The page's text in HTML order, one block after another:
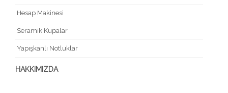
Hesap Makinesi
Seramik Kupalar
Yapışkanlı Notluklar
HAKKIMIZDA